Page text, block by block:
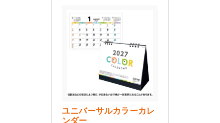
ユニバーサルカラーカレ
ンダー